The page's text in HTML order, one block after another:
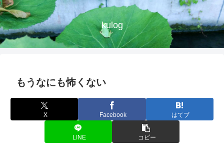
kulog
もうなにも怖くない
X Facebook はてブ
LINE コピー